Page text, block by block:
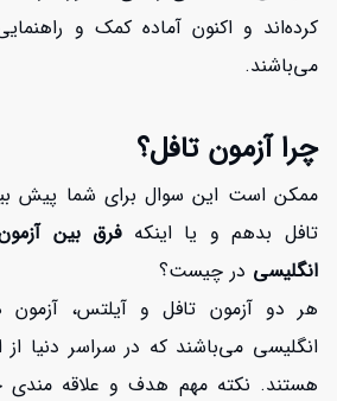
کرده‌اند و اکنون آماده کمک و
می‌باشند.
چرا آزمون تافل؟
ممکن است این سوال برای شما پیش
تافل بدهم و یا اینکهفرق بین
انگلیسی در چیست؟
هر دو آزمون تافل و آیلتس، آزمون
انگلیسی می‌باشند که در سراسر دنیا از
هستند. نکته مهم هدف و علاقه مندی